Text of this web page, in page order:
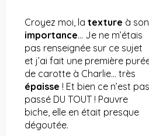
Croyez moi, la texture à son
importance… Je ne m’étais
pas renseignée sur ce sujet
et j’ai fait une première
de carotte à Charlie… très
épaisse ! Et bien ce n’est pas
passé DU TOUT ! Pauvre
biche, elle en était presque
dégoutée.